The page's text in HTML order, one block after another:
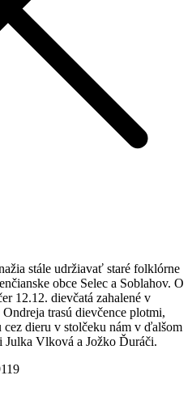
stále udržiavať staré folklórne
obce Selec a Soblahov. O
12.12. dievčatá zahalené v
trasú dievčence plotmi,
dieru v stolčeku nám v ďalšom
Julka Vlková a Jožko Ďuráči.